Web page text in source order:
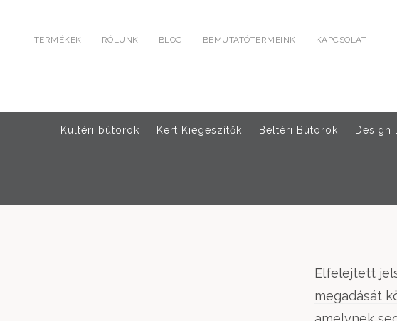
TERMÉKEK RÓLUNK BLOG BEMUTATÓTERMEINK KAPCSOLAT
Kültéri bútorok Kert Kiegészítők Beltéri Bútorok Design
Elfelejtett
megadását